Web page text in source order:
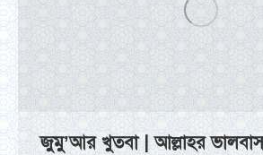
জুমু’আর খুতবা | আল্লাহর